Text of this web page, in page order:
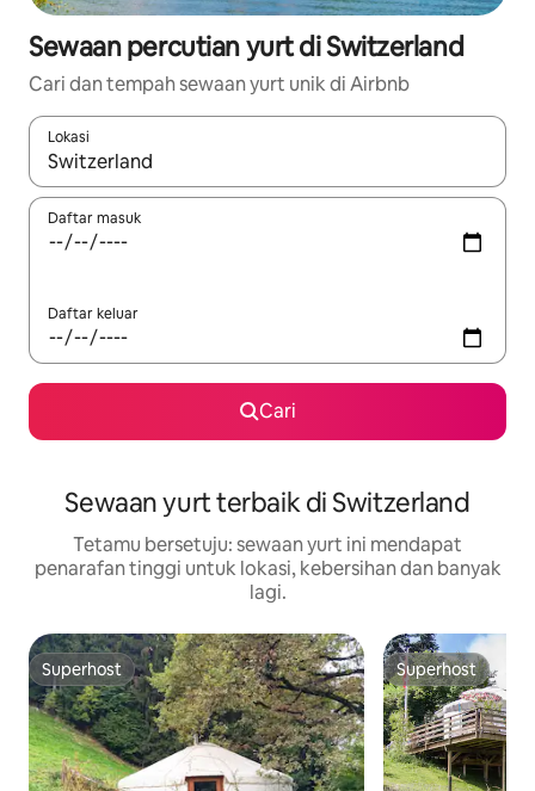
Sewaan percutian yurt di Switzerland
Cari dan tempah sewaan yurt unik di Airbnb
Lokasi
Apabila hasil tersedia, navigasi dengan kekunci anak panah
Daftar masuk
Daftar keluar
Cari
Sewaan yurt terbaik di Switzerland
Tetamu bersetuju: sewaan yurt ini mendapat
penarafan tinggi untuk lokasi, kebersihan dan banyak
lagi.
Superhost
Superhost Superhost
Superhost